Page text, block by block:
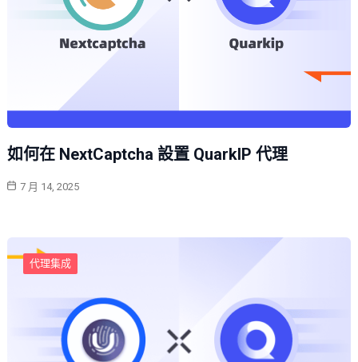
如何在 NextCaptcha 設置 QuarkIP 代理
7 月 14, 2025
代理集成